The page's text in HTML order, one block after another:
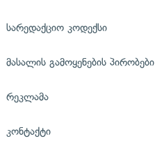
სარედაქციო კოდექსი
მასალის გამოყენების პირობები
რეკლამა
კონტაქტი